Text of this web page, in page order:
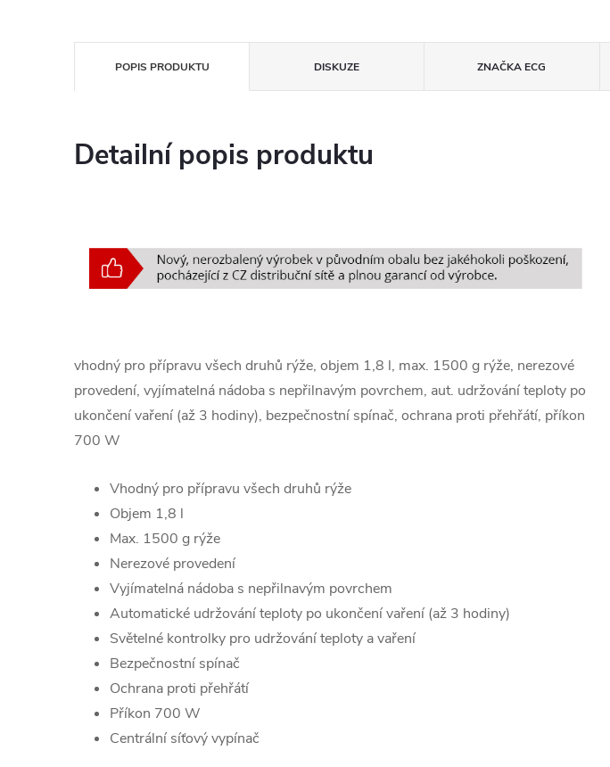
POPIS PRODUKTU DISKUZE ZNAČKA ECG
Detailní popis produktu
vhodný pro přípravu všech druhů rýže, objem 1,8 l, max. 1500 g rýže, nerezové
provedení, vyjímatelná nádoba s nepřilnavým povrchem, aut. udržování teploty po
ukončení vaření (až 3 hodiny), bezpečnostní spínač, ochrana proti přehřátí, příkon
700 W
Vhodný pro přípravu všech druhů rýže
Objem 1,8 l
Max. 1500 g rýže
Nerezové provedení
Vyjímatelná nádoba s nepřilnavým povrchem
Automatické udržování teploty po ukončení vaření (až 3 hodiny)
Světelné kontrolky pro udržování teploty a vaření
Bezpečnostní spínač
Ochrana proti přehřátí
Příkon 700 W
Centrální síťový vypínač